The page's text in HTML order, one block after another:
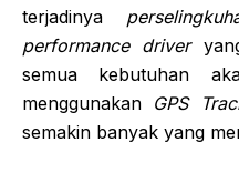
terjadinya
performance driver
semua kebutuhan
menggunakan GPS
semakin banyak yang